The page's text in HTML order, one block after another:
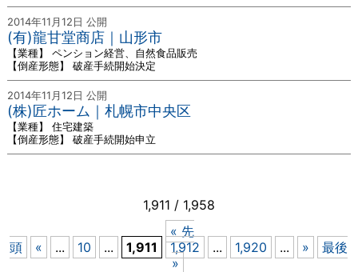
2014年11月12日 公開
(有)龍甘堂商店｜山形市
【業種】 ペンション経営、自然食品販売
【倒産形態】 破産手続開始決定
2014年11月12日 公開
(株)匠ホーム｜札幌市中央区
【業種】 住宅建築
【倒産形態】 破産手続開始申立
1,911 / 1,958
« 先
頭
« ... 10 ... 1,911 1,912 ... 1,920 ... »
最後
»